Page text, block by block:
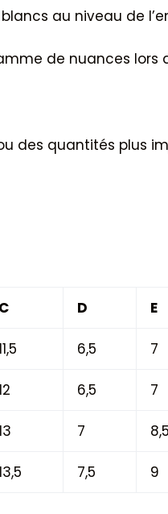
au niveau de
de nuances lors
des quantités plus
C D E
6,5 7
6,5 7
7 8,5
7,5 9